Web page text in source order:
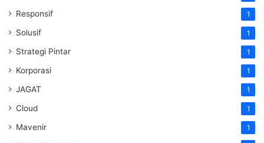
Responsif 1
Solusif 1
Strategi Pintar 1
Korporasi 1
JAGAT 1
Cloud 1
Mavenir 1